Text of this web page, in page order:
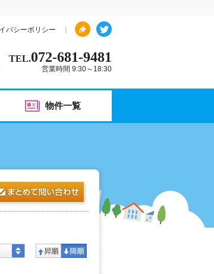
バシーポリシー
TEL.072-681-9481
営業時間 9:30～18:30
物件一覧